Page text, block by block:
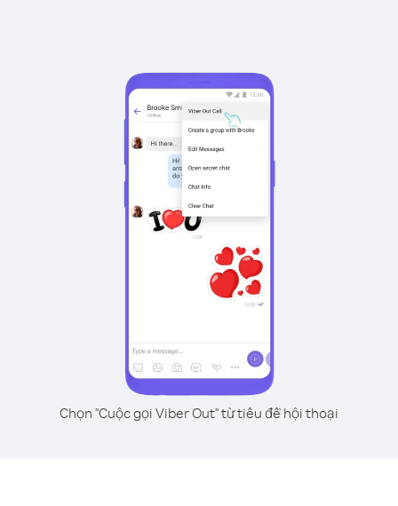
Chọn "Cuộc gọi Viber Out" từ tiêu đề hội thoại